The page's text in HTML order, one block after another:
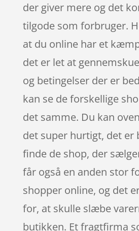
der giver mere og det
tilgode som forbruger.
at du online har et
det er let at
og betingelser der er
kan se de forskellige
det samme. Du kan
det super hurtigt, det er
finde de shop, der
får også en anden stor
shopper online, og det
for, at skulle slæbe
butikken. Et fragtfirma